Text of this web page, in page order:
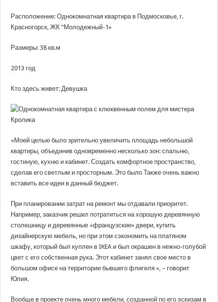
Расположение: Однокомнатная квартира в Подмосковье, г.
Красногорск, ЖК “Молодежный-1»
Размеры: 38 кв.м
2013 год
Кто здесь живет: Девушка
«Моей целью было зрительно увеличить площадь небольшой
квартиры, объединив одновременно несколько зон: спальню,
гостиную, кухню и кабинет. Создать комфортное пространство,
сделав его светлым и просторным. Это было Также очень важно
вставить все идеи в данный бюджет.
При планировании затрат на ремонт мы отдавали приоритет.
Например, заказчик решил потратиться на хорошую деревянную
столешницу и деревянные «французские» двери, купить
дизайнерскую мебель, но при этом сэкономить на платяном
шкафу, который был куплен в IKEA и был окрашен в нежно-голубой
цвет с его собственная рука. Этот кабинет занял свое место в
большом офисе на территории бывшего флигеля », – говорит
Юлия.
Вообще в проекте очень много мебели, созданной по его эскизам в